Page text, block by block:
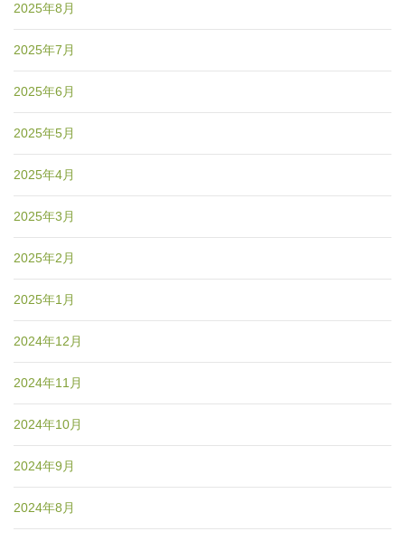
2025年8月
2025年7月
2025年6月
2025年5月
2025年4月
2025年3月
2025年2月
2025年1月
2024年12月
2024年11月
2024年10月
2024年9月
2024年8月